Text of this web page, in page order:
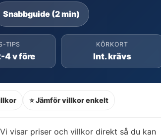
Snabbguide (2 min)
TIPS
4 v före
KÖRKORT
Int. krävs
⭐ Jämför villkor enkelt
visar priser och villkor direkt så du kan